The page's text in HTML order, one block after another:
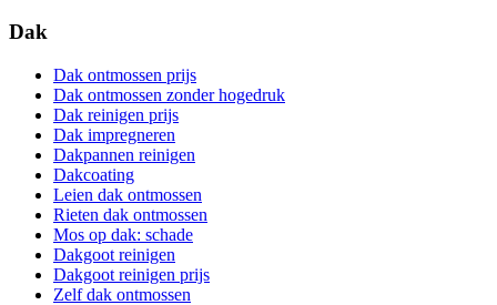
Dak
Dak ontmossen prijs
Dak ontmossen zonder hogedruk
Dak reinigen prijs
Dak impregneren
Dakpannen reinigen
Dakcoating
Leien dak ontmossen
Rieten dak ontmossen
Mos op dak: schade
Dakgoot reinigen
Dakgoot reinigen prijs
Zelf dak ontmossen